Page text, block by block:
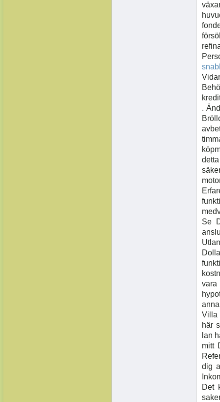
.
Se
vara
Villa
här
lan
mitt
dig
Det